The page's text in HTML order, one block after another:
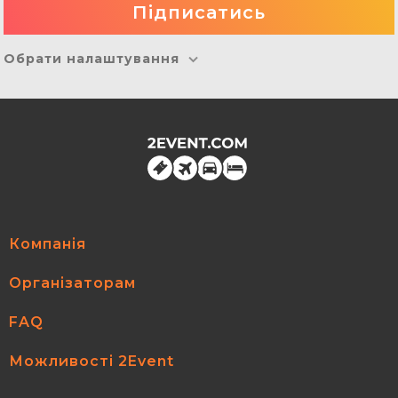
Обрати налаштування
Компанія
Організаторам
FAQ
Можливості 2Event